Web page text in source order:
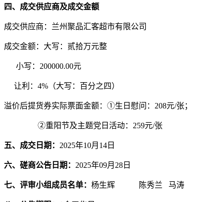
四、 成交供应商及成交金额
成交供应商： 兰州聚品汇客超市有限公司
成交金额： 大写：贰拾万元整
小写： 200000.00元
让利： 4%（大写：百分之四）
溢价后提货券实际票面金额： ①生日慰问：208元/张；
②重阳节及主题党日活动：259元/张
五、成交日期： 2025年10月 14 日
六、磋商公告日期： 2025年09月28日
七、评审小组成员名单： 杨生辉 陈秀兰 马涛